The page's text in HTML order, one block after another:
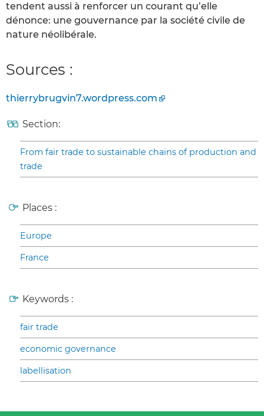
tendent aussi à renforcer un courant qu’elle
dénonce: une gouvernance par la société civile de
nature néolibérale.
Sources :
thierrybrugvin7.wordpress.com
Section:
From fair trade to sustainable chains of production and
trade
Places :
Europe
France
Keywords :
fair trade
economic governance
labellisation